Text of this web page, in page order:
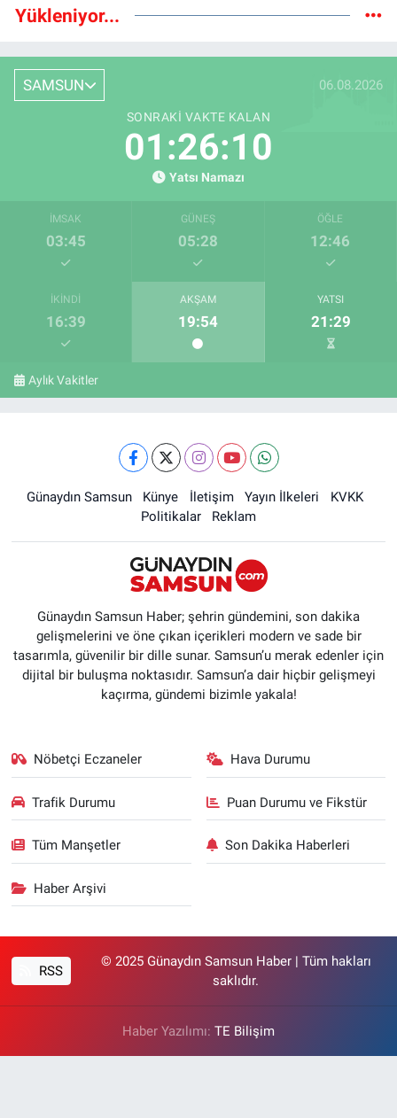
Yükleniyor...
SAMSUN 06.08.2026
SONRAKI VAKTE KALAN
01:26:09
Yatsı Namazı
İMSAK
03:45
GÜNEŞ
05:28
ÖĞLE
12:46
İKINDI
16:39
AKŞAM
19:54
YATSI
21:29
Aylık Vakitler
Günaydın Samsun Künye İletişim Yayın İlkeleri
KVKK
Politikalar
Reklam
Günaydın Samsun Haber; şehrin gündemini, son dakika
gelişmelerini ve öne çıkan içerikleri modern ve sade bir
tasarımla, güvenilir bir dille sunar. Samsun’u merak edenler için
dijital bir buluşma noktasıdır. Samsun’a dair hiçbir gelişmeyi
kaçırma, gündemi bizimle yakala!
Nöbetçi Eczaneler Hava Durumu
Trafik Durumu Puan Durumu ve Fikstür
Tüm Manşetler Son Dakika Haberleri
Haber Arşivi
RSS
© 2025 Günaydın Samsun Haber | Tüm hakları
saklıdır.
Haber Yazılımı: TE Bilişim